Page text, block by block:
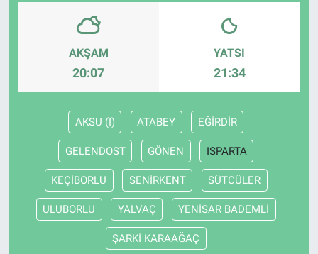
AKŞAM
20:07
YATSI
21:34
AKSU (I) ATABEY EĞİRDİR
GELENDOST GÖNEN ISPARTA
KEÇİBORLU SENİRKENT SÜTCÜLER
ULUBORLU YALVAÇ YENİSAR BADEMLİ
ŞARKİ KARAAĞAÇ